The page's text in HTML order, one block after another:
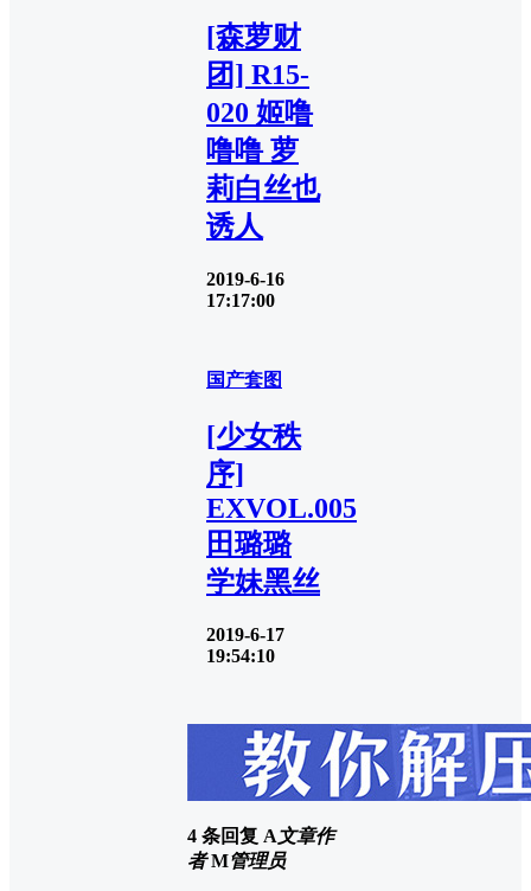
[森萝财
团] R15-
020 姬噜
噜噜 萝
莉白丝也
诱人
2019-6-16
17:17:00
国产套图
[少女秩
序]
EXVOL.005
田璐璐
学妹黑丝
2019-6-17
19:54:10
4 条回复 A文章作
者 M管理员